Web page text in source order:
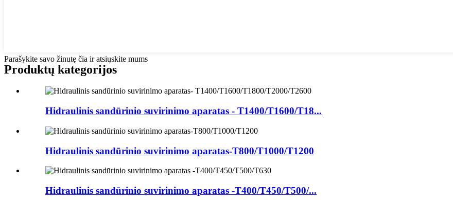
Parašykite savo žinutę čia ir atsiųskite mums
Produktų kategorijos
Hidraulinis sandūrinio suvirinimo aparatas - T1400/T1600/T18...
Hidraulinis sandūrinio suvirinimo aparatas-T800/T1000/T1200
Hidraulinis sandūrinio suvirinimo aparatas -T400/T450/T500/...